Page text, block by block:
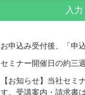
入力
お申込み受付後、「申
セミナー開催日の約三
【お知らせ】当社セミ
す。受講案内・請求書